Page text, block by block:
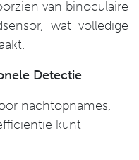
van binoculaire
wat volledige
Detectie
nachtopnames,
kunt